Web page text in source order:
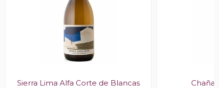
Sierra Lima Alfa Corte de Blancas